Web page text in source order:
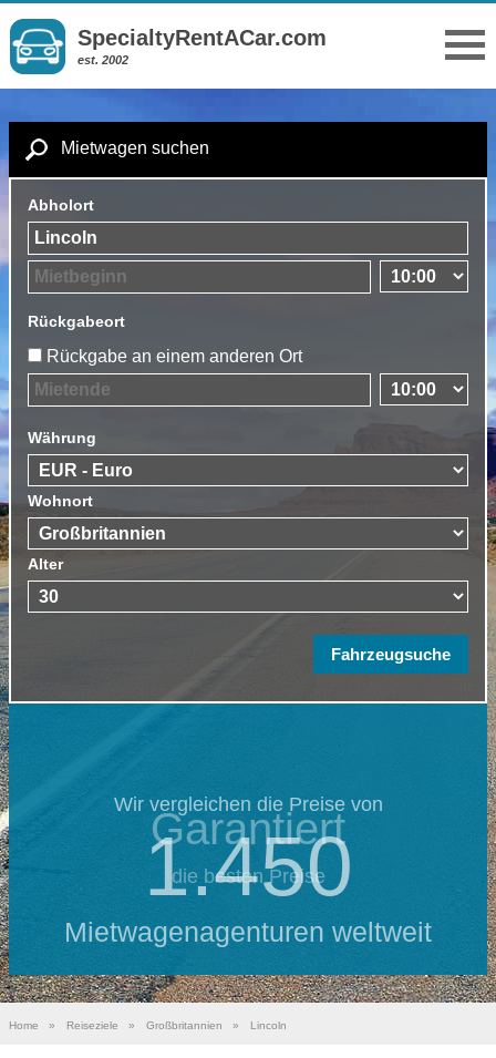
SpecialtyRentACar.com
est. 2002
Mietwagen suchen
Abholort
Rückgabeort
Rückgabe an einem anderen Ort
Währung
Wohnort
Alter
Wir vergleichen die Preise von
1.450
Mietwagenagenturen weltweit
Garantiert
die besten Preise
Home » Reiseziele » Großbritannien » Lincoln